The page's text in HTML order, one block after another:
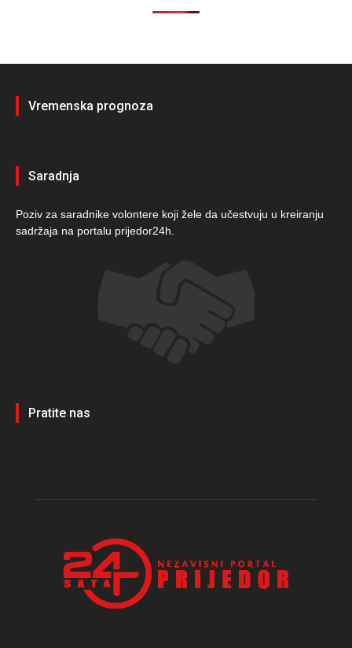
Vremenska prognoza
Saradnja
Poziv za saradnike volontere koji žele da učestvuju u kreiranju
sadržaja na portalu prijedor24h.
Pratite nas